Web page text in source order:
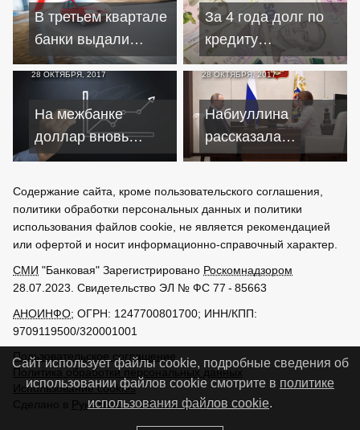
предпринимателей
позволит избежать
скрытых платежей
по кредиту
В третьем квартале
банки выдали
рекордное число
автокредитов
За 4 года долг по
кредиту
новокаховчанина
вырос в сотню раз
28 ОКТЯБРЯ, 2017
На межбанке
доллар вновь
растёт к гривне
28 ОКТЯБРЯ, 2017
Набиуллина
рассказала
президенту о
стабильности
Содержание сайта, кроме пользовательского соглашения,
политики обработки персональных данных и политики
использования файлов cookie, не является рекомендацией
или офертой и носит информационно-справочный характер.
СМИ "Банковая" Зарегистрировано Роскомнадзором
28.07.2023. Свидетельство ЭЛ № ФС 77 - 85663
АНОИНФО; ОГРН: 1247700801700; ИНН/КПП:
9709119500/320001001
Пользовательское соглашение
Политика обработки персональных данных
Использование cookies
Сделано в
РунетЛаб – Сайты и CRM
Сайт использует файлы cookie, подробные сведения об
использовании файлов cookie смотрите в политике
использования файлов cookie.